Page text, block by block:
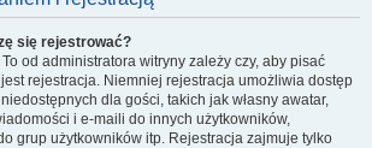
się rejestrować?
od administratora witryny zależy czy, aby pisać
rejestracja. Niemniej rejestracja umożliwia dostęp
dla gości, takich jak własny awatar,
i e-maili do innych użytkowników,
grup użytkowników itp. Rejestracja zajmuje tylko